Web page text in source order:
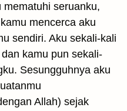
seruanku,
mencerca aku
sendiri. Aku sekali-kali
kamu pun sekali-
Sesungguhnya aku
Allah) sejak